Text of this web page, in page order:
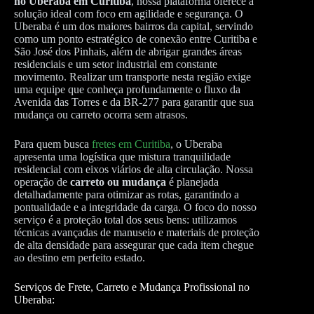
solução ideal com foco em agilidade e segurança. O
Uberaba é um dos maiores bairros da capital, servindo
como um ponto estratégico de conexão entre Curitiba e
São José dos Pinhais, além de abrigar grandes áreas
residenciais e um setor industrial em constante
movimento. Realizar um transporte nesta região exige
uma equipe que conheça profundamente o fluxo da
Avenida das Torres e da BR-277 para garantir que sua
mudança ou carreto ocorra sem atrasos.
Para quem busca fretes em Curitiba, o Uberaba
apresenta uma logística que mistura tranquilidade
residencial com eixos viários de alta circulação. Nossa
operação de carreto ou mudança é planejada
detalhadamente para otimizar as rotas, garantindo a
pontualidade e a integridade da carga. O foco do nosso
serviço é a proteção total dos seus bens: utilizamos
técnicas avançadas de manuseio e materiais de proteção
de alta densidade para assegurar que cada item chegue
ao destino em perfeito estado.
Serviços de Frete, Carreto e Mudança Profissional no
Uberaba: